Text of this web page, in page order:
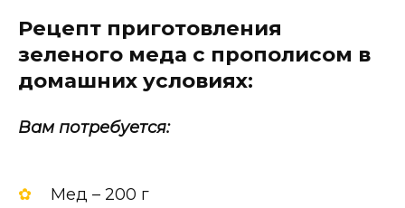
Рецепт приготовления
зеленого меда с прополисом в
домашних условиях:
Вам потребуется:
Мед – 200 г